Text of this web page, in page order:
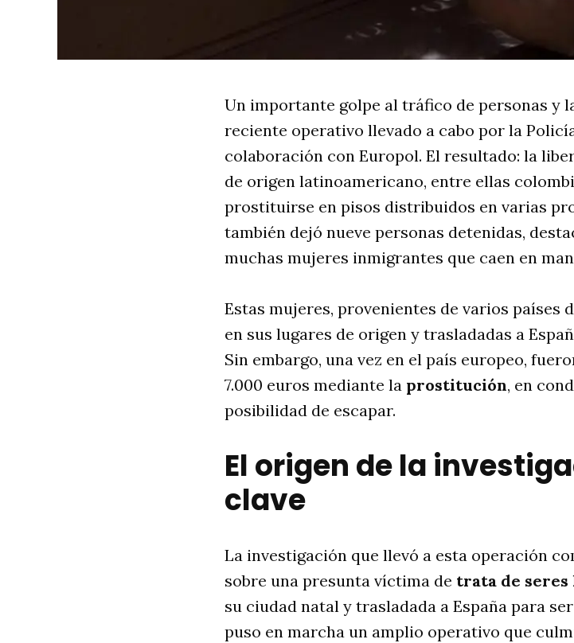
Un importante golpe al tráfico de personas y
reciente operativo llevado a cabo por la
colaboración con Europol. El resultado: la
de origen latinoamericano, entre ellas
prostituirse en pisos distribuidos en varias
también dejó nueve personas detenidas,
muchas mujeres inmigrantes que caen en
Estas mujeres, provenientes de varios países
en sus lugares de origen y trasladadas a
Sin embargo, una vez en el país europeo,
7.000 euros mediante la prostitución, en
posibilidad de escapar.
El origen de la
clave
La investigación que llevó a esta operación
sobre una presunta víctima de trata de seres
su ciudad natal y trasladada a España para
puso en marcha un amplio operativo que